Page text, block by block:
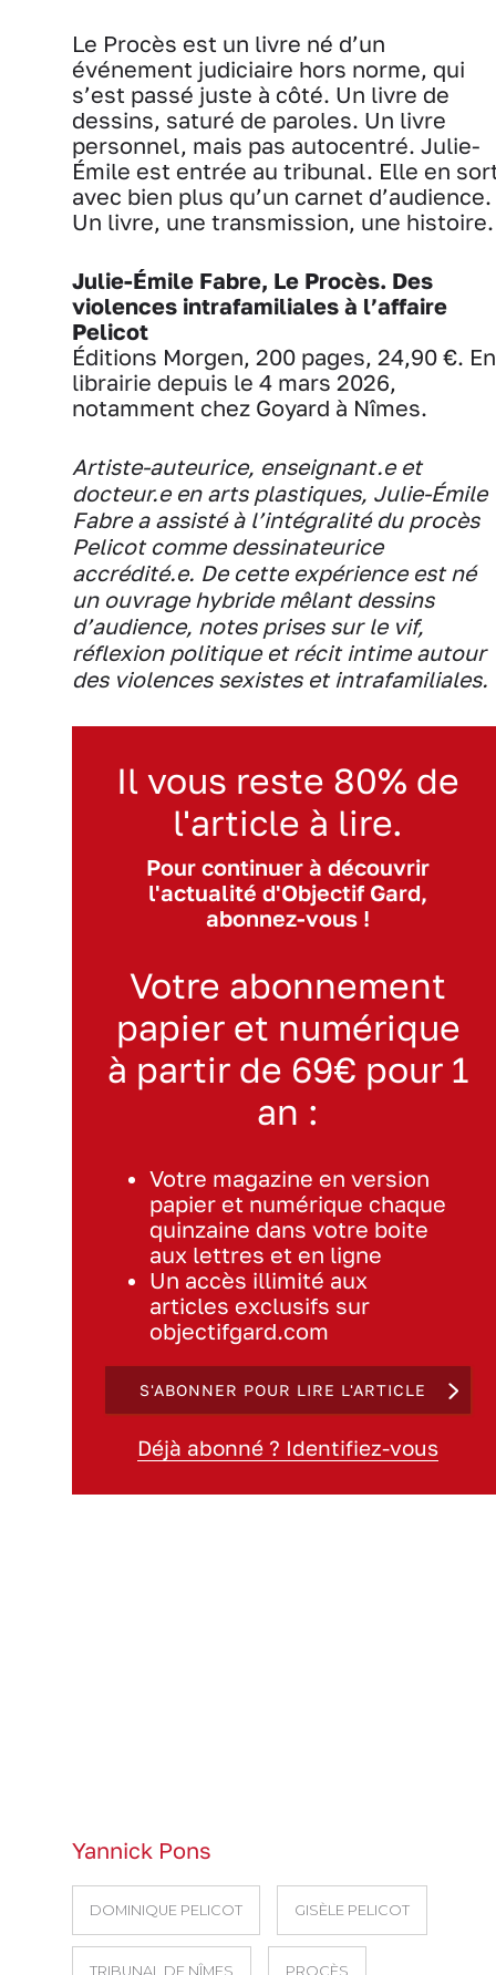
Le Procès est un livre né d’un
événement judiciaire hors norme, qui
s’est passé juste à côté. Un livre de
dessins, saturé de paroles. Un livre
personnel, mais pas autocentré. Julie-
Émile est entrée au tribunal. Elle en
avec bien plus qu’un carnet d’audience.
Un livre, une transmission, une histoire.
Julie-Émile Fabre, Le Procès. Des
violences intrafamiliales à l’affaire
Pelicot
Éditions Morgen, 200 pages, 24,90 €. En
librairie depuis le 4 mars 2026,
notamment chez Goyard à Nîmes.
Artiste-auteurice, enseignant.e et
docteur.e en arts plastiques, Julie-Émile
Fabre a assisté à l’intégralité du procès
Pelicot comme dessinateurice
accrédité.e. De cette expérience est né
un ouvrage hybride mêlant dessins
d’audience, notes prises sur le vif,
réflexion politique et récit intime autour
des violences sexistes et intrafamiliales.
Il vous reste 80% de
l'article à lire.
Pour continuer à découvrir
l'actualité d'Objectif Gard,
abonnez-vous !
Votre abonnement
papier et numérique
à partir de 69€ pour 1
an :
Votre magazine en version
papier et numérique chaque
quinzaine dans votre boite
aux lettres et en ligne
Un accès illimité aux
articles exclusifs sur
objectifgard.com
S'ABONNER POUR LIRE L'ARTICLE
Déjà abonné ? Identifiez-vous
Yannick Pons
DOMINIQUE PELICOT GISÈLE PELICOT
TRIBUNAL DE NÎMES PROCÈS